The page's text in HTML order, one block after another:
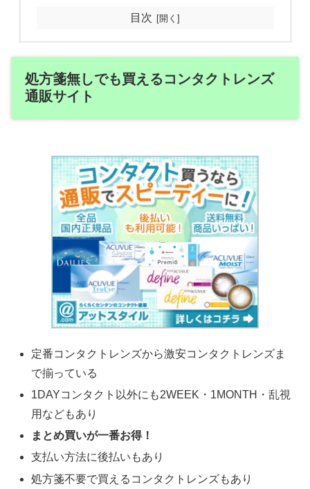
目次
処方箋無しでも買えるコンタクトレンズ
通販サイト
定番コンタクトレンズから激安コンタクトレンズま
で揃っている
1DAYコンタクト以外にも2WEEK・1MONTH・乱視
用などもあり
まとめ買いが一番お得！
支払い方法に後払いもあり
処方箋不要で買えるコンタクトレンズもあり